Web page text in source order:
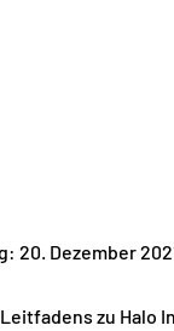
20. Dezember
zu Halo